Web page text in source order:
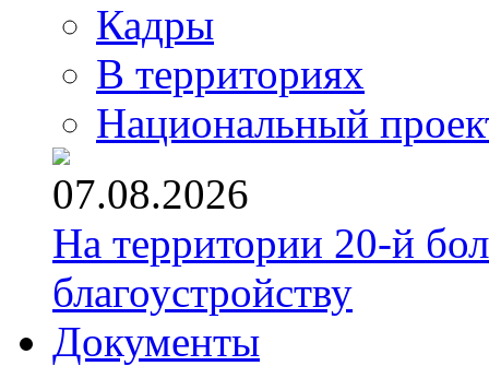
Кадры
В территориях
Национальный
07.08.2026
На территории 20-й
благоустройству
Документы